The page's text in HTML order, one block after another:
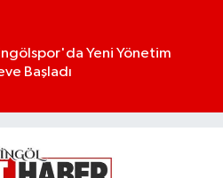
Yeni Yönetim
Başladı